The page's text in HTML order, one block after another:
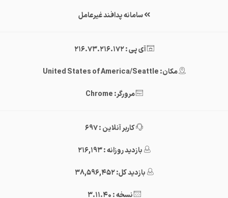
سامانه پدافند غیرعامل
آی پی : 216.73.216.172
مکان: United States of America/Seattle
مرورگر: Chrome
کاربر آنلاین : 697
بازدید روزانه : 216,193
بازدید کل: 38,596,452
نسخه : 3.11.40